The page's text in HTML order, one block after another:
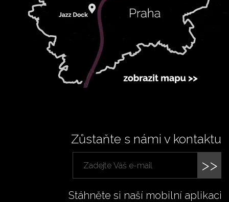
Zůstaňte s námi v kontaktu
>>
Stáhněte si naší mobilní aplikaci